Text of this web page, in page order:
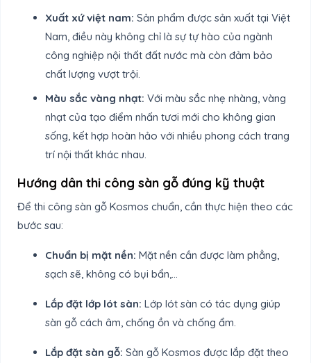
Xuất xứ việt nam: Sản phẩm được sản xuất tại Việt
Nam, điều này không chỉ là sự tự hào của ngành
công nghiệp nội thất đất nước mà còn đảm bảo
chất lượng vượt trội.
Màu sắc vàng nhạt: Với màu sắc nhẹ nhàng, vàng
nhạt của tạo điểm nhấn tươi mới cho không gian
sống, kết hợp hoàn hảo với nhiều phong cách trang
trí nội thất khác nhau.
Hướng dân thi công sàn gỗ đúng kỹ thuật
Để thi công sàn gỗ Kosmos chuẩn, cần thực hiện theo các
bước sau:
Chuẩn bị mặt nền: Mặt nền cần được làm phẳng,
sạch sẽ, không có bụi bẩn,…
Lắp đặt lớp lót sàn: Lớp lót sàn có tác dụng giúp
sàn gỗ cách âm, chống ồn và chống ẩm.
Lắp đặt sàn gỗ: Sàn gỗ Kosmos được lắp đặt theo